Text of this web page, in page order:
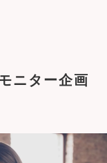
ニター企画